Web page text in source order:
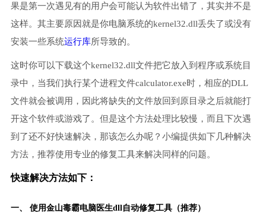
果是第一次遇见有的用户会可能认为软件出错了，其实并不是
这样。其主要原因就是你电脑系统的kernel32.dll丢失了或没有
安装一些系统运行库所导致的。
这时你可以下载这个kernel32.dll文件把它放入到程序或系统目
录中，当我们执行某个进程文件calculator.exe时，相应的DLL
文件就会被调用，因此将缺失的文件放回到原目录之后就能打
开这个软件或游戏了。但是这个方法处理比较慢，而且下次遇
到了还不好快速解决，那该怎么办呢？小编提供如下几种解决
方法，推荐使用专业的修复工具来解决同样的问题。
快速解决方法如下：
一、 使用金山毒霸电脑医生dll自动修复工具（推荐）